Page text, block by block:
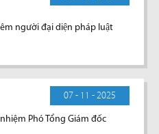
người đại diện pháp luật
07 - 11 - 2025
Phó Tổng Giám đốc